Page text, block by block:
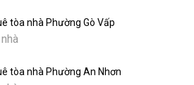
tòa nhà Phường Gò Vấp
tòa nhà Phường An Nhơn